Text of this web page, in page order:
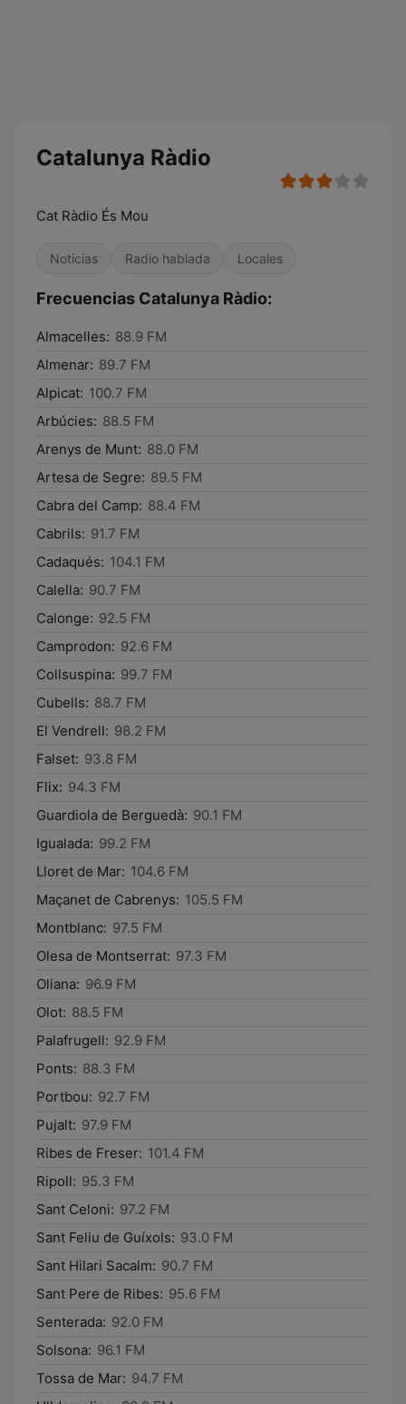
Catalunya Ràdio
Cat Ràdio És Mou
Noticias Radio hablada Locales
Frecuencias Catalunya Ràdio:
Almacelles: 88.9 FM
Almenar: 89.7 FM
Alpicat: 100.7 FM
Arbúcies: 88.5 FM
Arenys de Munt: 88.0 FM
Artesa de Segre: 89.5 FM
Cabra del Camp: 88.4 FM
Cabrils: 91.7 FM
Cadaqués: 104.1 FM
Calella: 90.7 FM
Calonge: 92.5 FM
Camprodon: 92.6 FM
Collsuspina: 99.7 FM
Cubells: 88.7 FM
El Vendrell: 98.2 FM
Falset: 93.8 FM
Flix: 94.3 FM
Guardiola de Berguedà: 90.1 FM
Igualada: 99.2 FM
Lloret de Mar: 104.6 FM
Maçanet de Cabrenys: 105.5 FM
Montblanc: 97.5 FM
Olesa de Montserrat: 97.3 FM
Oliana: 96.9 FM
Olot: 88.5 FM
Palafrugell: 92.9 FM
Ponts: 88.3 FM
Portbou: 92.7 FM
Pujalt: 97.9 FM
Ribes de Freser: 101.4 FM
Ripoll: 95.3 FM
Sant Celoni: 97.2 FM
Sant Feliu de Guíxols: 93.0 FM
Sant Hilari Sacalm: 90.7 FM
Sant Pere de Ribes: 95.6 FM
Senterada: 92.0 FM
Solsona: 96.1 FM
Tossa de Mar: 94.7 FM